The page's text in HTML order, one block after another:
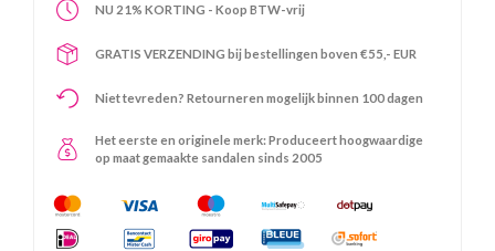
NU 21% KORTING - Koop BTW-vrij
GRATIS VERZENDING bij bestellingen boven €55,- EUR
Niet tevreden? Retourneren mogelijk binnen 100 dagen
Het eerste en originele merk: Produceert hoogwaardige
op maat gemaakte sandalen sinds 2005